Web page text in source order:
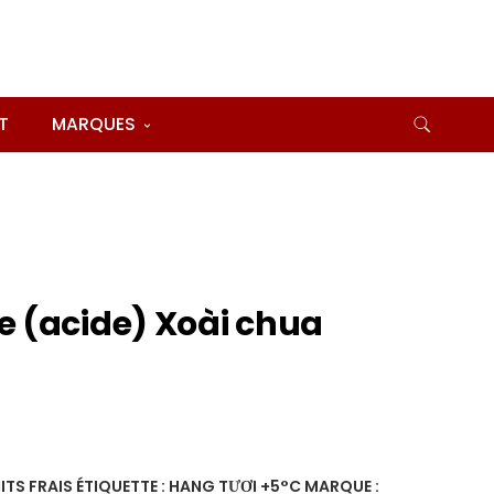
MARQUES
(acide) Xoài chua
FRAIS ÉTIQUETTE : HANG TƯƠI +5°C MARQUE :